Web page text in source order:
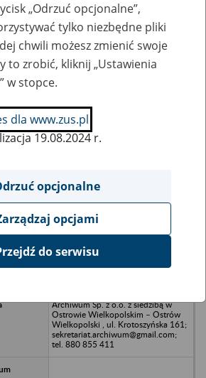
pozycje bazy
Spółdzielnia Kółek Rolniczych w
Archiwum Sp. z o.o. z siedzibą w
Ostrowie Wielkopolskim – Ostrów
Wielkopolski , ul. Krotoszyńska 161;
sekretariat.archiwum@gmail.com;
tel. 880 855 411
„Odrzuć opcjonalne”,
tylko niezbędne pliki
chwili możesz zmienić swoje
to zrobić, kliknij „Ustawienia
w stopce.
dla www.zus.pl
19.08.2024 r.
opcjonalne
opcjami
do serwisu